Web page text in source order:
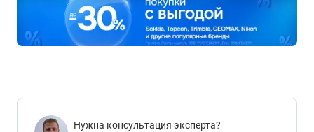
Нужна консультация эксперта?